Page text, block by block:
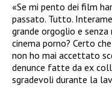
«Se mi pento dei film
passato. Tutto.
grande orgoglio e senza
cinema porno? Certo
non ho mai accettato
denunce fatte da ex
sgradevoli durante la